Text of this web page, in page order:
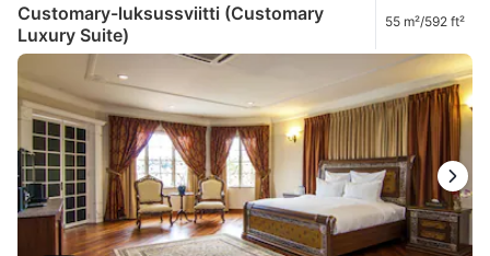
Customary-luksussviitti (Customary
Luxury Suite)
55 m²/592 ft²